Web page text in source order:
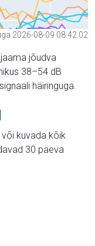
2026-08-09 08:42:02
jõudva
38–54 dB
häiringuga.
kuvada kõik
30 päeva